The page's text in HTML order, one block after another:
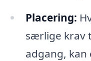
Placering:
særlige krav
adgang, kan